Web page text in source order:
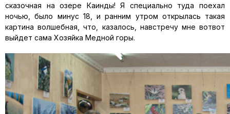
сказочная на озере Каинды! Я специально туда поехал
ночью, было минус 18, и ранним утром открылась такая
картина волшебная, что, казалось, навстречу мне вотвот
выйдет сама Хозяйка Медной горы.